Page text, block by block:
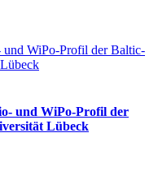
und WiPo-Profil der Baltic-
und WiPo-Profil der
Lübeck